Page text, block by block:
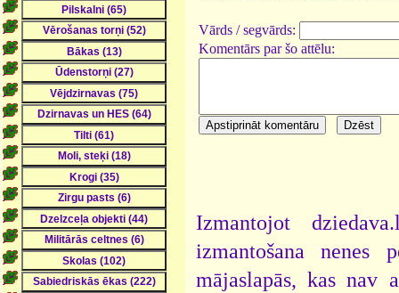
Vārds / segvārds:
Komentārs par šo attēlu:
Izmantojot
izmantošana nenes
mājaslapās, kas